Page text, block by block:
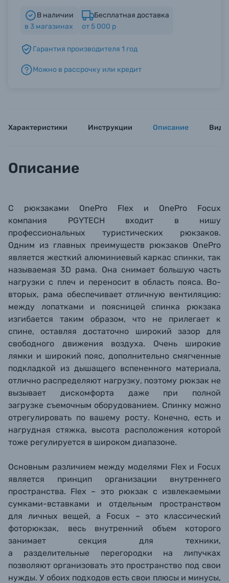
Б/У фототехника (Комиссионные товары)
В наличии
в 3 магазинах
Бесплатная доставка
от 5 000 р
Гарантия производителя 1 год
Можно в рассрочку или кредит
Характеристики Инструкции Описание
Описание
C рюкзаками OnePro Flex и OnePro Focux
компания PGYTECH входит в нишу
профессиональных туристических рюкзаков.
Одним из главных преимуществ рюкзаков OnePro
является жесткий алюминиевый каркас спинки, так
называемая 3D рама. Она снимает большую часть
нагрузки с плеч и переносит в область пояса. Во-
вторых, рама обеспечивает отличную вентиляцию:
между лопатками и поясницей спинка рюкзака
изгибается таким образом, что не прилегает к
спине, оставляя достаточно широкий зазор для
свободного движения воздуха. Очень широкие
лямки и широкий пояс, дополнительно смягченные
подкладкой из дышащего вспененного материала,
отлично распределяют нагрузку, поэтому рюкзак не
вызывает дискомфорта даже при полной
загрузке съемочным оборудованием. Спинку можно
отрегулировать по вашему росту. Конечно, есть и
нагрудная стяжка, высота расположения которой
тоже регулируется в широком диапазоне.
Основным различием между моделями Flex и Focux
является принцип организации внутреннего
пространства. Flex – это рюкзак с извлекаемыми
сумками-вставками и отдельным пространством
для личных вещей, а Focux – это классический
фоторюкзак, весь внутренний объем которого
занимает секция для техники,
а разделительные перегородки на липучках
позволяют организовать это пространство под свои
нужды. У обоих подходов есть свои плюсы и минусы,